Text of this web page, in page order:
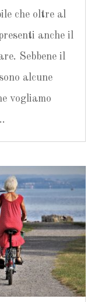
che oltre al
anche il
Sebbene il
alcune
vogliamo